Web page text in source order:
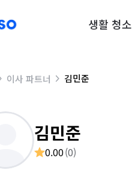
생활 청소
이사 파트너 김민준
김민준
0.00(0)